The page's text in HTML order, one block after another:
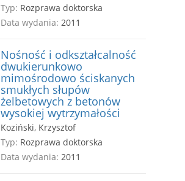
Typ: Rozprawa doktorska
Data wydania: 2011
Nośność i odkształcalność
dwukierunkowo
mimośrodowo ściskanych
smukłych słupów
żelbetowych z betonów
wysokiej wytrzymałości
Koziński, Krzysztof
Typ: Rozprawa doktorska
Data wydania: 2011